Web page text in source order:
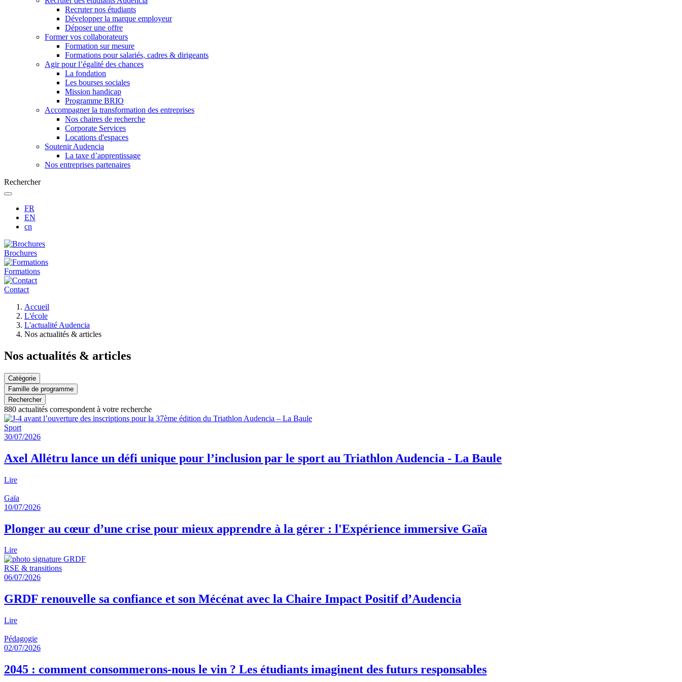
Recruter nos étudiants
Développer la marque employeur
Déposer une offre
Former vos collaborateurs
Formation sur mesure
Formations pour salariés, cadres & dirigeants
Agir pour l’égalité des chances
La fondation
Les bourses sociales
Mission handicap
Programme BRIO
Accompagner la transformation des entreprises
Nos chaires de recherche
Corporate Services
Locations d'espaces
Soutenir Audencia
La taxe d’apprentissage
Nos entreprises partenaires
Rechercher
FR
EN
cn
Brochures
Formations
Contact
d'Ariane
Accueil
L'école
L'actualité Audencia
Nos actualités & articles
Nos actualités & articles
Catégorie
Famille de programme
Rechercher
880 actualités correspondent à votre recherche
Sport
30/07/2026
Axel Allétru lance un défi unique pour l’inclusion par le sport au Triathlon Audencia - La Baule
Lire
Gaïa
10/07/2026
Plonger au cœur d’une crise pour mieux apprendre à la gérer : l'Expérience immersive Gaïa
Lire
RSE & transitions
06/07/2026
GRDF renouvelle sa confiance et son Mécénat avec la Chaire Impact Positif d’Audencia
Lire
Pédagogie
02/07/2026
2045 : comment consommerons‑nous le vin ? Les étudiants imaginent des futurs responsables